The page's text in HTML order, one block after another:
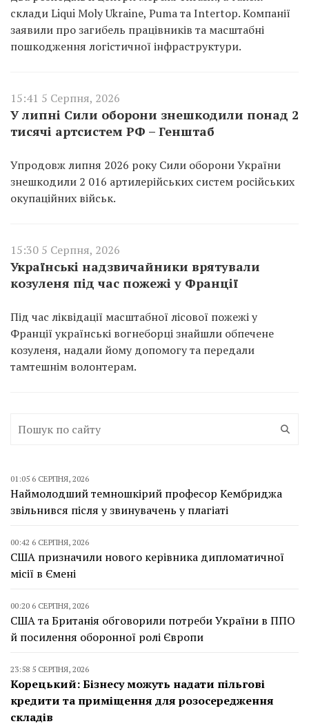
склади Liqui Moly Ukraine, Puma та Intertop. Компанії
заявили про загибель працівників та масштабні
пошкодження логістичної інфраструктури.
15:41 5 Серпня, 2026
У липні Сили оборони знешкодили понад 2
тисячі артсистем РФ – Генштаб
Упродовж липня 2026 року Сили оборони України
знешкодили 2 016 артилерійських систем російських
окупаційних військ.
15:30 5 Серпня, 2026
Українські надзвичайники врятували
козуленя під час пожежі у Франції
Під час ліквідації масштабної лісової пожежі у
Франції українські вогнеборці знайшли обпечене
козуленя, надали йому допомогу та передали
тамтешнім волонтерам.
01:05 6 СЕРПНЯ, 2026
Наймолодший темношкірий професор Кембриджа
звільнився після у звинувачень у плагіаті
00:42 6 СЕРПНЯ, 2026
США призначили нового керівника дипломатичної
місії в Ємені
00:20 6 СЕРПНЯ, 2026
США та Британія обговорили потреби України в ППО
й посилення оборонної ролі Європи
23:58 5 СЕРПНЯ, 2026
Корецький: Бізнесу можуть надати пільгові
кредити та приміщення для розосередження
складів